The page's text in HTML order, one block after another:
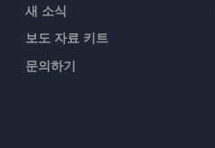
새 소식
보도 자료 키트
문의하기